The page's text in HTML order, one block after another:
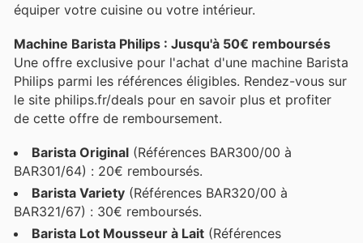
équiper votre cuisine ou votre intérieur.
Machine Barista Philips : Jusqu'à 50€ remboursés
Une offre exclusive pour l'achat d'une machine Barista
Philips parmi les références éligibles. Rendez-vous sur
le site philips.fr/deals pour en savoir plus et profiter
de cette offre de remboursement.
Barista Original (Références BAR300/00 à
BAR301/64) : 20€ remboursés.
Barista Variety (Références BAR320/00 à
BAR321/67) : 30€ remboursés.
Barista Lot Mousseur à Lait (Références